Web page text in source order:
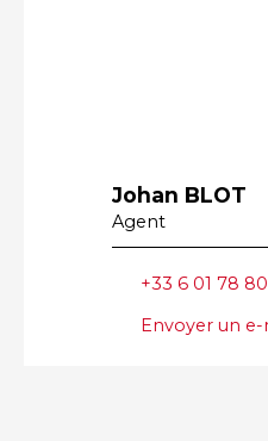
Johan BLOT
Agent
+33 6 01 78
Envoyer un e-